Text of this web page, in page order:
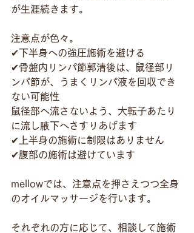
が生涯続きます。
注意点が色々。
✔下半身への強圧施術を避ける
✔骨盤内リンパ節郭清後は、鼠径部リ
ンパ節が、うまくリンパ液を回収でき
ない可能性
鼠径部へ流さないよう、大転子あたり
に流し腋下へさすりあげます
✔上半身の施術に制限はありません
✔腹部の施術は避けています
mellowでは、注意点を押さえつつ全身
のオイルマッサージを行います。
それぞれの方に応じて、相談して施術